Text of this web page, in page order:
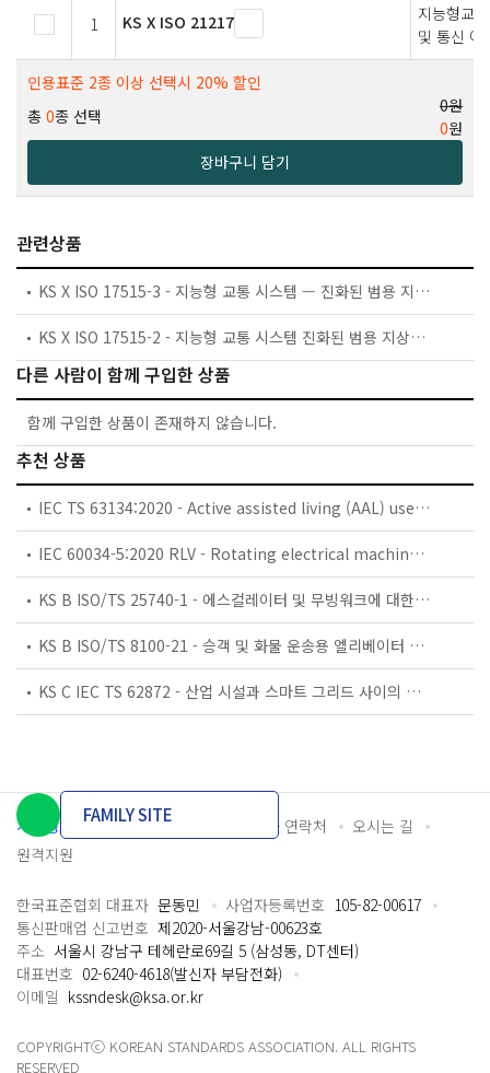
1 KS X ISO 21217
지능형교
및 통신 아
인용표준 2종 이상 선택시 20% 할인
총 0종 선택
0원
0원
장바구니 담기
관련상품
KS X ISO 17515-3 - 지능형 교통 시스템 — 진화된 범용 지상파 무선 액세스 네트워크(E-UTRAN) —제3부: LTE-V2X
KS X ISO 17515-2 - 지능형 교통 시스템 진화된 범용 지상파 무선 접속 네트워크 (E UTRAN) 제 2 부 : 기기 간 통신 (
다른 사람이 함께 구입한 상품
함께 구입한 상품이 존재하지 않습니다.
추천 상품
IEC TS 63134:2020 - Active assisted living (AAL) use cases
IEC 60034-5:2020 RLV - Rotating electrical machines - Part 5: Degrees of protection provided by the integral design of rotating electrical machines (IP code) - Classification
KS B ISO/TS 25740-1 - 에스컬레이터 및 무빙워크에 대한 안전요건 — 제1부: 세계공통 필수 안전요건(GESRs)
KS B ISO/TS 8100-21 - 승객 및 화물 운송용 엘리베이터 —제21부: 세계공통 필수안전요건(GESRs)을 충족하는 세계공통 안전 파라미터(GSPs)
KS C IEC TS 62872 - 산업 시설과 스마트 그리드 사이의 산업 공정 측정, 제어 및 자동화 시스템 인터페이스
개인정보처리방침 이용약관 담당자 연락처
오시는 길
원격지원
FAMILY SITE
한국표준협회 대표자 문동민 사업자등록번호 105-82-00617
통신판매업 신고번호 제2020-서울강남-00623호
주소 서울시 강남구 테헤란로69길 5 (삼성동, DT센터)
대표번호 02-6240-4618(발신자 부담전화)
이메일 kssndesk@ksa.or.kr
COPYRIGHTⓒ KOREAN STANDARDS ASSOCIATION. ALL RIGHTS
RESERVED